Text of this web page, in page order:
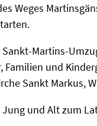
Weges
Martins-
und
Sankt Markus,
und Alt zum